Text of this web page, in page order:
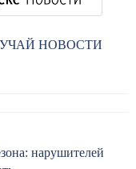
НОВОСТИ
нарушителей